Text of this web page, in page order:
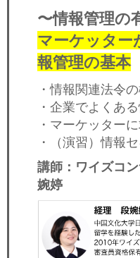
〜情報管理の
マーケッター
報管理の基本
・情報関連法令
・企業でよくあ
・マーケッター
・（演習）情報
講師：ワイズコ
婉婷